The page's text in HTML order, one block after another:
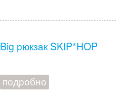
Big рюкзак SKIP*HOP
подробно